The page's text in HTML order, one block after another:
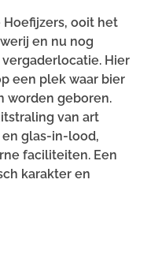
Hoefijzers, ooit het
en nu nog
Hier
een plek waar bier
worden geboren.
van art
glas-in-lood,
faciliteiten. Een
karakter en